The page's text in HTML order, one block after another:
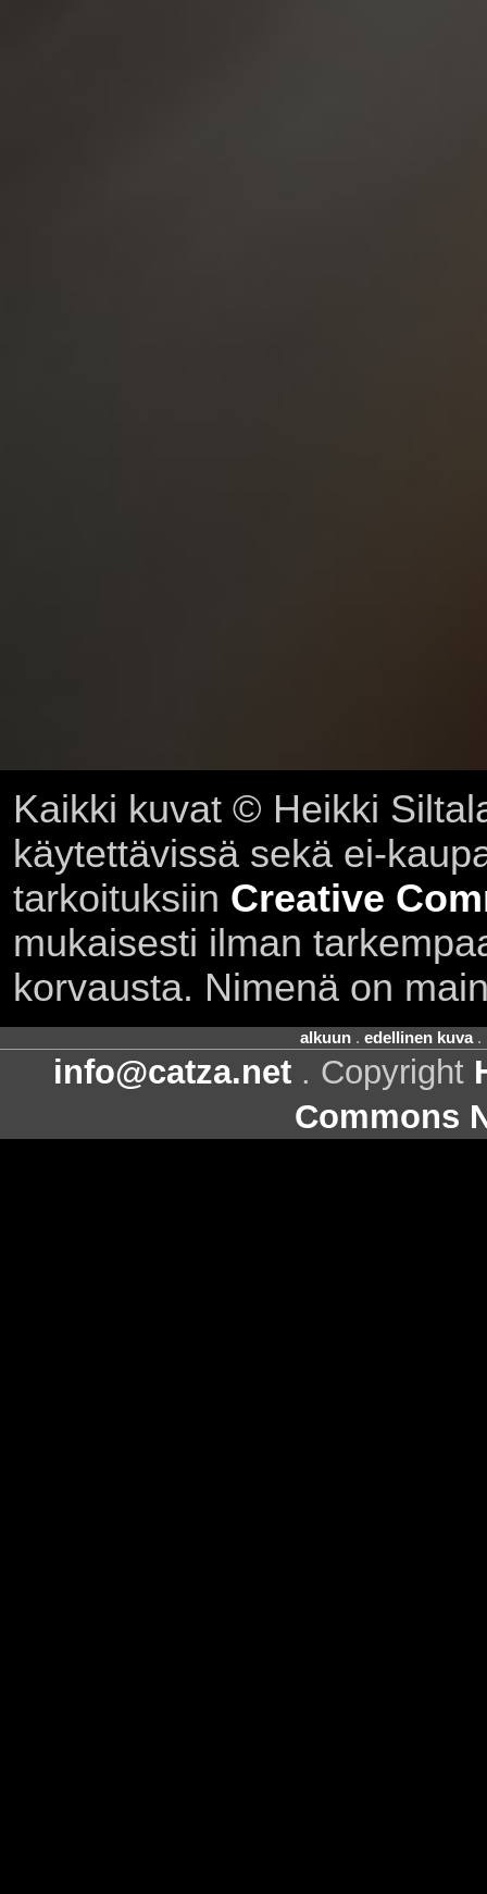
Kaikki kuvat © Heikki
käytettävissä sekä ei-
tarkoituksiin Creative
mukaisesti ilman
korvausta. Nimenä on
alkuun. edellinen kuva.
info@catza.net . Copyright
Commons